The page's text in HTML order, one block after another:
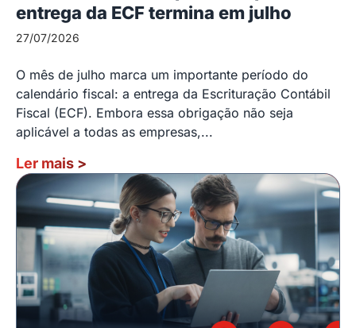
entrega da ECF termina em julho
27/07/2026
O mês de julho marca um importante período do
calendário fiscal: a entrega da Escrituração Contábil
Fiscal (ECF). Embora essa obrigação não seja
aplicável a todas as empresas,...
Ler mais >